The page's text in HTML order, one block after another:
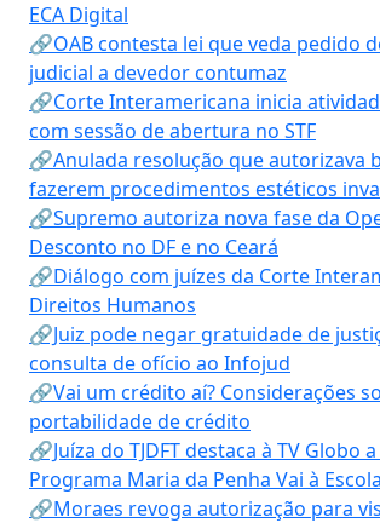
ECA Digital
🔗OAB contesta lei que veda pedido
judicial a devedor contumaz
🔗Corte Interamericana inicia
com sessão de abertura no STF
🔗Anulada resolução que autorizava
fazerem procedimentos estéticos
🔗Supremo autoriza nova fase da
Desconto no DF e no Ceará
🔗Diálogo com juízes da Corte
Direitos Humanos
🔗Juiz pode negar gratuidade de
consulta de ofício ao Infojud
🔗Vai um crédito aí? Considerações
portabilidade de crédito
🔗Juíza do TJDFT destaca à TV Globo
Programa Maria da Penha Vai à Escola
🔗Moraes revoga autorização para